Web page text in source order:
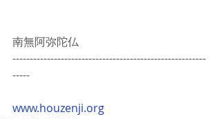
南無阿弥陀仏
--------------------------------------------------------
-----
www.houzenji.org